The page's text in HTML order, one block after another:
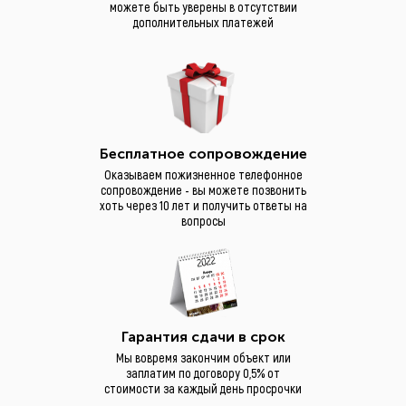
ключ в Нижнекамске — это
решение для тех, кто ценит
качество, комфорт и
индивидуальный подход. Наша
компания осуществляет полный
цикл работ: от разработки
проекта до профессионального
монтажа и финальной отделки,
что обеспечивает долговечность
привлекательность каждого
Климат Нижнекамска
характеризуется умеренными
зимами с температурами до –
25°C и тёплым летом, когда
температура достигает +30°C.
Бесплатное сопровождение
Оказываем пожизненное телефонное
сопровождение - вы можете позвонить
хоть через 10 лет и получить ответы на
вопросы
можете быть уверены в отсутствии
дополнительных платежей
Гарантия сдачи в срок
Мы вовремя закончим объект или
заплатим по договору 0,5% от
стоимости за каждый день просрочки